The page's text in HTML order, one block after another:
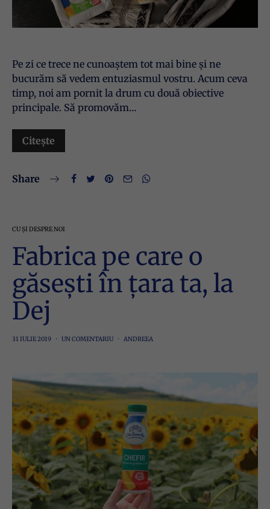
Pe zi ce trece ne cunoaștem tot mai bine și ne
bucurăm să vedem entuziasmul vostru. Acum ceva
timp, noi am pornit la drum cu două obiective
principale. Să promovăm…
Citește
Share
CU ȘI DESPRE NOI
Fabrica pe care o
găsești în țara ta, la
Dej
31 IULIE 2019 UN COMENTARIU ANDREEA